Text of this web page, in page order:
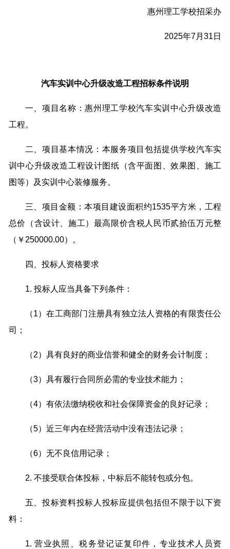
惠州理工学校招采办
2025年7月31日
汽车实训中心升级改造工程招标条件说明
一、项目名称：惠州理工学校汽车实训中心升级改造
工程。
二、项目基本情况：本服务项目包括提供学校汽车实
训中心升级改造工程设计图纸（含平面图、效果图、施工
图等）及实训中心装修服务。
三、项目金额：本项目建设面积约1535平方米，工程
总价（含设计、施工）最高限价含税人民币贰拾伍万元整
（￥250000.00）。
四、投标人资格要求
1. 投标人应当具备下列条件：
（1）在工商部门注册具有独立法人资格的有限责任公
司；
（2）具有良好的商业信誉和健全的财务会计制度；
（3）具有履行合同所必需的专业技术能力；
（4）有依法缴纳税收和社会保障资金的良好记录；
（5）近三年内在经营活动中没有违法记录；
（6）无不良信用记录；
2. 不接受联合体投标，中标后不能转包或分包。
五、投标资料投标人投标应提供包括但不限于以下资
料：
1. 营业执照、税务登记证复印件，专业技术人员资